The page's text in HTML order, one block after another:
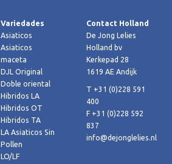
Variedades
Asiaticos
Asiaticos
maceta
DJL Original
Doble oriental
Hibridos LA
Hibridos OT
Hibridos TA
LA Asiaticos Sin
Pollen
LO/LF
Contact Holland
De Jong Lelies
Holland bv
Kerkepad 28
1619 AE Andijk
T +31 (0)228 591
400
F +31 (0)228 592
837
info@dejonglelies.nl